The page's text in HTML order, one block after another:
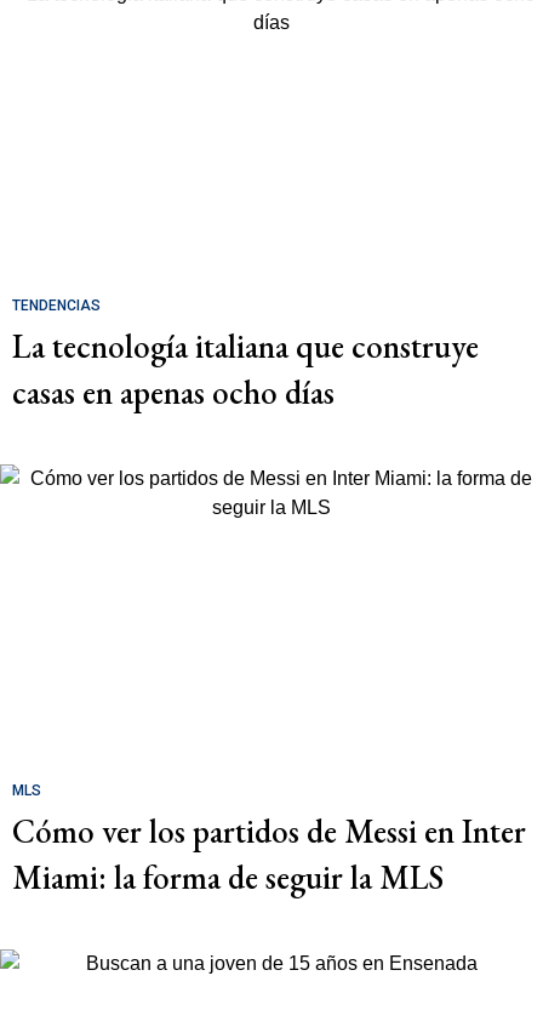
TENDENCIAS
La tecnología italiana que construye
casas en apenas ocho días
MLS
Cómo ver los partidos de Messi en Inter
Miami: la forma de seguir la MLS